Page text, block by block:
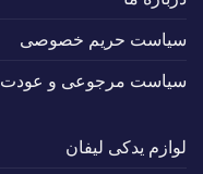
سیاست حریم خصوصی
سیاست مرجوعی و عودت
لوازم یدکی لیفان